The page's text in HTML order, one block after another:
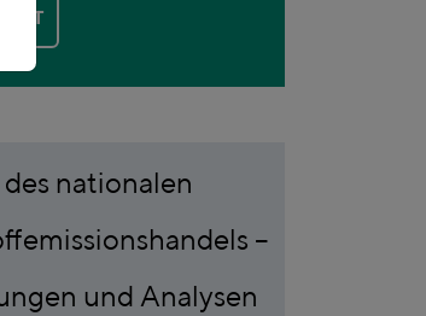
nationalen
–
und Analysen